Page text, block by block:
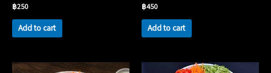
฿450
Add to cart
฿250
Add to cart